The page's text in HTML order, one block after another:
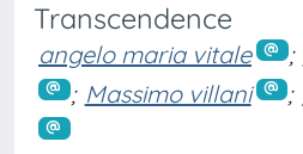
Transcendence
angelo maria vitale ;
; Massimo villani ;